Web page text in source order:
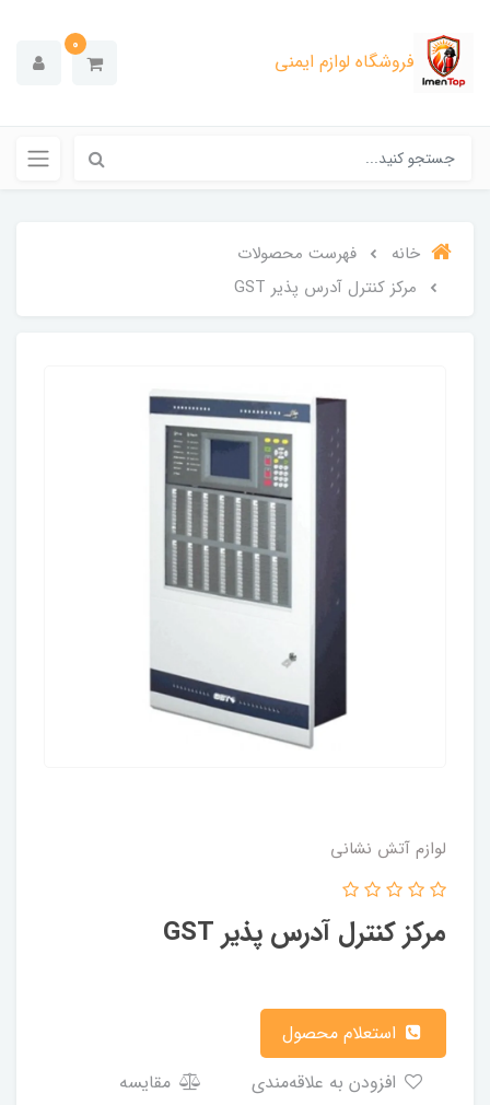
فروشگاه لوازم ایمنی
0
خانه
فهرست محصولات
مرکز کنترل آدرس پذیر GST
لوازم آتش نشانی
مرکز کنترل آدرس پذیر GST
مقایسه